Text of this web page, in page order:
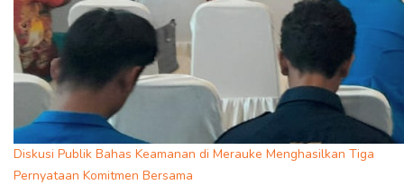
Diskusi Publik Bahas Keamanan di Merauke Menghasilkan Tiga
Pernyataan Komitmen Bersama